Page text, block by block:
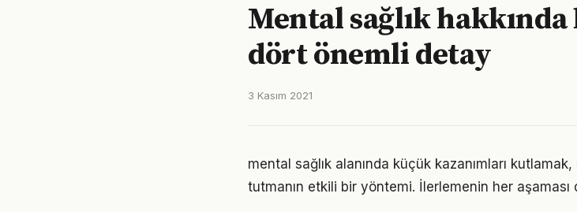
Mental sağlık
dört önemli detay
3 Kasım 2021
mental sağlık alanında küçük kazanımları
tutmanın etkili bir yöntemi. İlerlemenin her